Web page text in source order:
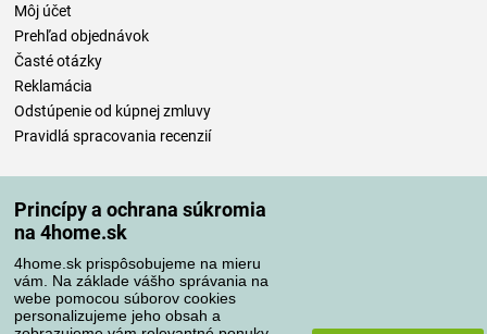
Princípy a ochrana súkromia
na 4home.sk
4home.sk prispôsobujeme na mieru
vám. Na základe vášho správania na
webe pomocou súborov cookies
personalizujeme jeho obsah a
Môj účet
Prehľad objednávok
Časté otázky
Reklamácia
Odstúpenie od kúpnej zmluvy
Pravidlá spracovania recenzií
Spôsoby platby